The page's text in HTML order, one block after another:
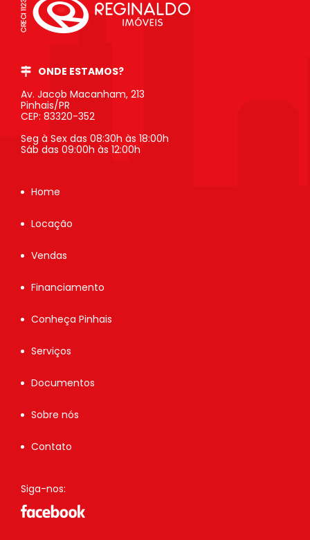
ONDE ESTAMOS?
Av. Jacob Macanham, 213
Pinhais/PR
CEP: 83320-352
Seg à Sex das 08:30h às 18:00h
Sáb das 09:00h às 12:00h
Home
Locação
Vendas
Financiamento
Conheça Pinhais
Serviços
Documentos
Sobre nós
Contato
Siga-nos: